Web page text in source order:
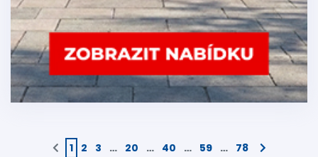
1 2 3 … 20 … 40 … 59 … 78